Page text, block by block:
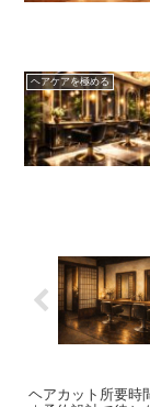
ヘアケアを極める
ヘアカット所要時